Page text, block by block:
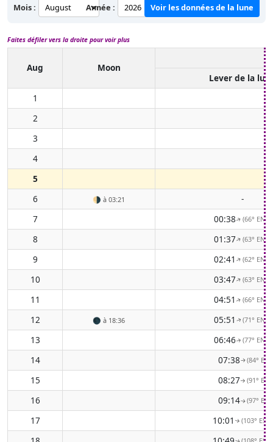
Mois : Année : Voir les données de la lune
Faites défiler vers la droite pour voir plus
Aug
Moon
Lever de la
1
2
3
4
5
6
🌗 à 03:21
-
7
00:38↑(66° ENE)
8 01:37↑(63° ENE)
9 02:41 ↑(62° ENE)
10 03:47↑(63° ENE)
11 04:51 ↑(66° ENE)
12 🌑 à 18:36 05:51 ↑(71° ENE)
13 06:46↑(77° ENE)
14 07:38↑(84° E)
15 08:27↑(91° E)
16 09:14↑(97° E)
17 10:01 ↑(103° ESE)